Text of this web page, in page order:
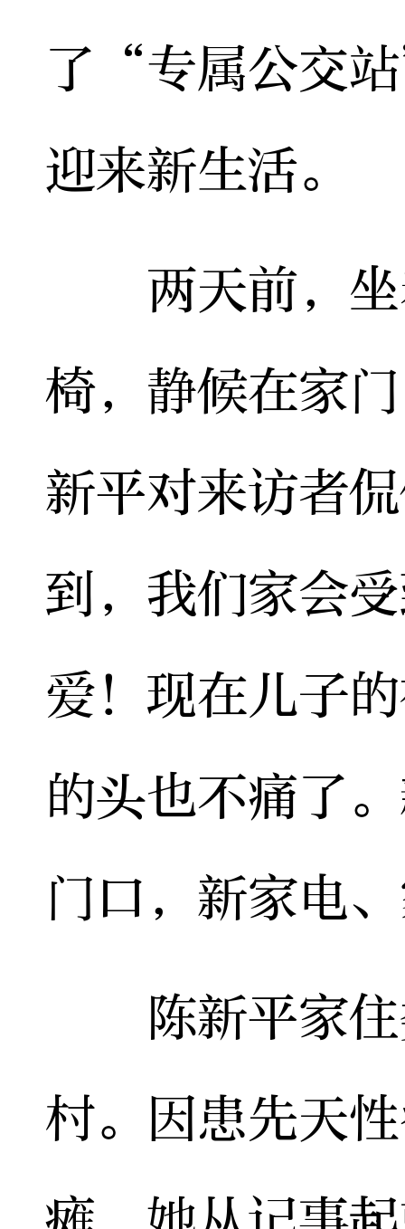
了“专属公交
迎来新生活。
两天前，坐
椅，静候在家
新平对来访者
到，我们家会
爱！现在儿子
的头也不痛了
门口，新家电
陈新平家住
村。因患先天